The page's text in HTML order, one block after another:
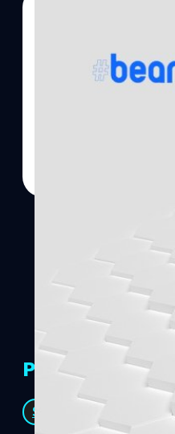
ศิลา วงศ์เจริญ| 2450
Read More
ฟีเจอร์ Cloud Print เป็นกา
เครื่องพิมพ์ ซึ่งสนับสนุนการ
รุ่นเก่าด้วย และฟีเจอร์นี้ได้
อยู่ในรุ่นเบตา ล่าสุด
31 ธันวาคม 2563 `ซึ่งเป็น
แบบอื่น ๆ แทน และถึงตอนนี้
มีผู้ใช้รายหนึ่งได้ทวีตแสดงค
https://twitter.com/
ได้มีข้อแนะนำการพิมพ์วิธีอื่
ระบบปฏิบัติการอื่น ๆ ก็ให้
พิสูจน์อักษร : สุชยา เกษจำรัส
PR Partners
See All